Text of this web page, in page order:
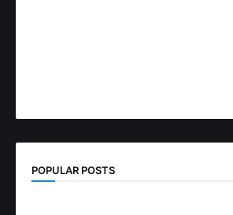
POPULAR POSTS